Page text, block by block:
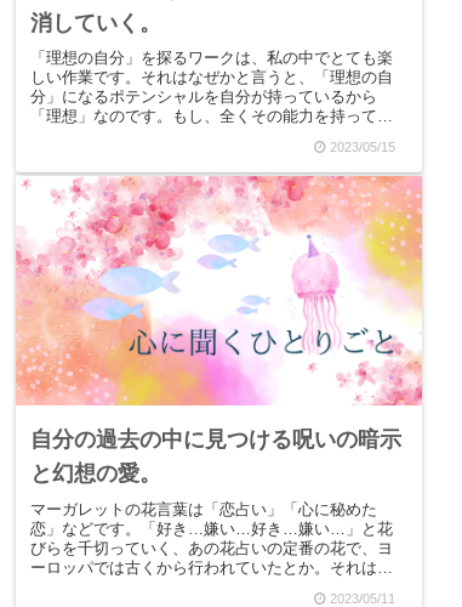
消していく。
「理想の自分」を探るワークは、私の中でとても楽
しい作業です。それはなぜかと言うと、「理想の自
分」になるポテンシャルを自分が持っているから
「理想」なのです。もし、全くその能力を持ってい
2023/05/15
自分の過去の中に見つける呪いの暗示
と幻想の愛。
マーガレットの花言葉は「恋占い」「心に秘めた
恋」などです。「好き…嫌い…好き…嫌い…」と花
びらを千切っていく、あの花占いの定番の花で、ヨ
ーロッパでは古くから行われていたとか。それは、
2023/05/11